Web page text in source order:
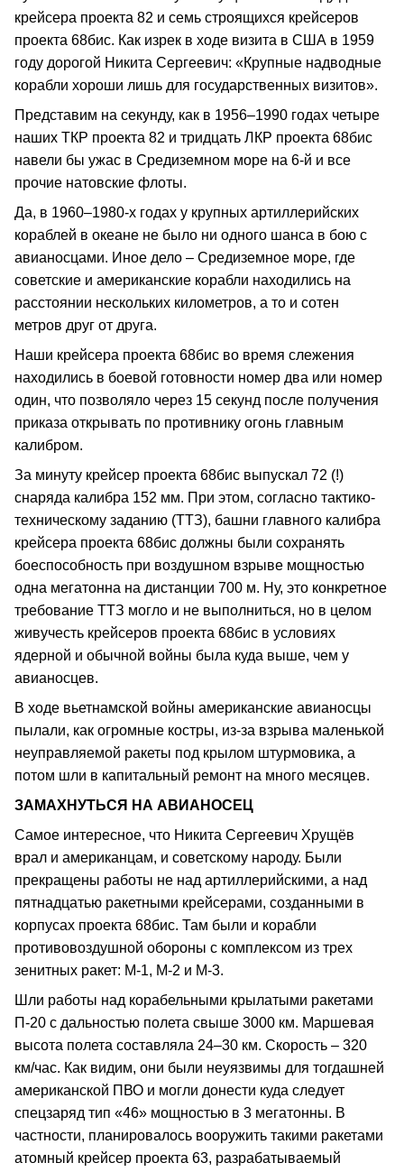
крейсера проекта 82 и семь строящихся крейсеров
проекта 68бис. Как изрек в ходе визита в США в 1959
году дорогой Никита Сергеевич: «Крупные надводные
корабли хороши лишь для государственных визитов».
Представим на секунду, как в 1956–1990 годах четыре
наших ТКР проекта 82 и тридцать ЛКР проекта 68бис
навели бы ужас в Средиземном море на 6-й и все
прочие натовские флоты.
Да, в 1960–1980-х годах у крупных артиллерийских
кораблей в океане не было ни одного шанса в бою с
авианосцами. Иное дело – Средиземное море, где
советские и американские корабли находились на
расстоянии нескольких километров, а то и сотен
метров друг от друга.
Наши крейсера проекта 68бис во время слежения
находились в боевой готовности номер два или номер
один, что позволяло через 15 секунд после получения
приказа открывать по противнику огонь главным
калибром.
За минуту крейсер проекта 68бис выпускал 72 (!)
снаряда калибра 152 мм. При этом, согласно тактико-
техническому заданию (ТТЗ), башни главного калибра
крейсера проекта 68бис должны были сохранять
боеспособность при воздушном взрыве мощностью
одна мегатонна на дистанции 700 м. Ну, это конкретное
требование ТТЗ могло и не выполниться, но в целом
живучесть крейсеров проекта 68бис в условиях
ядерной и обычной войны была куда выше, чем у
авианосцев.
В ходе вьетнамской войны американские авианосцы
пылали, как огромные костры, из-за взрыва маленькой
неуправляемой ракеты под крылом штурмовика, а
потом шли в капитальный ремонт на много месяцев.
ЗАМАХНУТЬСЯ НА АВИАНОСЕЦ
Самое интересное, что Никита Сергеевич Хрущёв
врал и американцам, и советскому народу. Были
прекращены работы не над артиллерийскими, а над
пятнадцатью ракетными крейсерами, созданными в
корпусах проекта 68бис. Там были и корабли
противовоздушной обороны с комплексом из трех
зенитных ракет: М-1, М-2 и М-3.
Шли работы над корабельными крылатыми ракетами
П-20 с дальностью полета свыше 3000 км. Маршевая
высота полета составляла 24–30 км. Скорость – 320
км/час. Как видим, они были неуязвимы для тогдашней
американской ПВО и могли донести куда следует
спецзаряд тип «46» мощностью в 3 мегатонны. В
частности, планировалось вооружить такими ракетами
атомный крейсер проекта 63, разрабатываемый